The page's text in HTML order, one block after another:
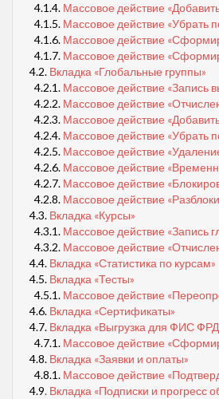
4.1.4. Массовое действие
4.1.5. Массовое действие «Убрать
4.1.6. Массовое действие
4.1.7. Массовое действие
4.2. Вкладка «Глобальные группы»
4.2.1. Массовое действие «Запись
4.2.2. Массовое действие
4.2.3. Массовое действие
4.2.4. Массовое действие «Убрать
4.2.5. Массовое действие
4.2.6. Массовое действие
4.2.7. Массовое действие
4.2.8. Массовое действие
4.3. Вкладка «Курсы»
4.3.1. Массовое действие «Запись
4.3.2. Массовое действие
4.4. Вкладка «Статистика по курсам»
4.5. Вкладка «Тесты»
4.5.1. Массовое действие
4.6. Вкладка «Сертификаты»
4.7. Вкладка «Выгрузка для ФИС
4.7.1. Массовое действие
4.8. Вкладка «Заявки и оплаты»
4.8.1. Массовое действие
4.9. Вкладка «Подписки и прогресс